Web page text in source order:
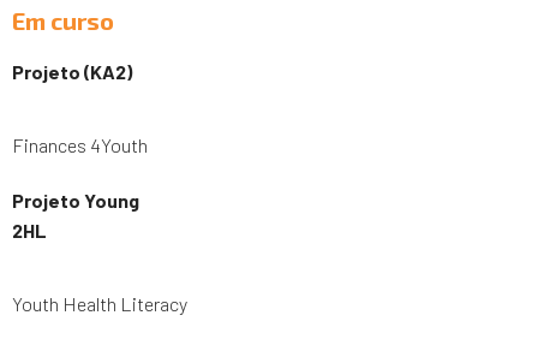
Em curso
Projeto (KA2)
Finances 4Youth
Projeto Young
2HL
Youth Health Literacy